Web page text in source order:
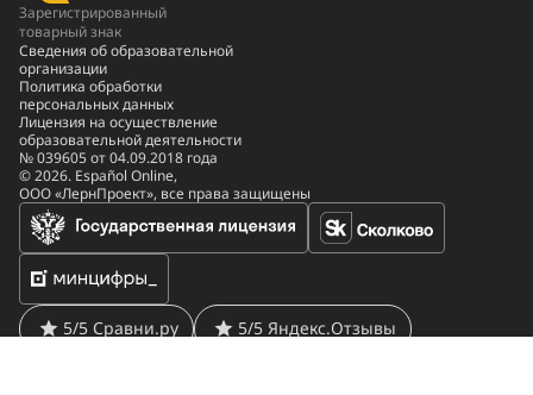
Зарегистрированный
товарный знак
Сведения об образовательной
организации
Политика обработки
персональных данных
Лицензия на осуществление
образовательной деятельности
№ 039605 от 04.09.2018 года
© 2026. Español Online,
ООО «ЛернПроект», все права защищены
5/5 Сравни.ру 5/5 Яндекс.Отзывы